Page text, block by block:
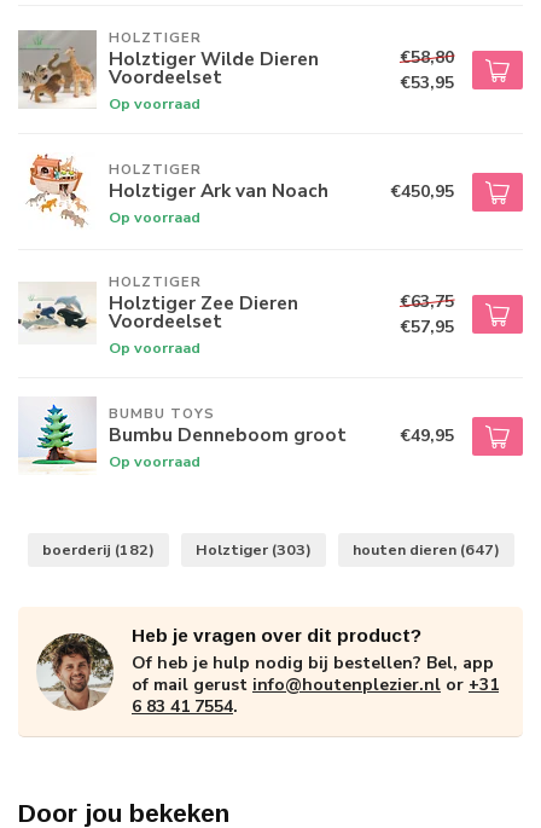
HOLZTIGER
Holztiger Wilde Dieren
Voordeelset
Op voorraad
€58,80
€53,95
HOLZTIGER
Holztiger Ark van Noach
Op voorraad
€450,95
HOLZTIGER
Holztiger Zee Dieren
Voordeelset
Op voorraad
€63,75
€57,95
BUMBU TOYS
Bumbu Denneboom groot
Op voorraad
€49,95
boerderij (182) Holztiger (303) houten dieren (647)
Heb je vragen over dit product?
Of heb je hulp nodig bij bestellen? Bel, app
of mail gerust info@houtenplezier.nl or +31
6 83 41 7554.
Door jou bekeken